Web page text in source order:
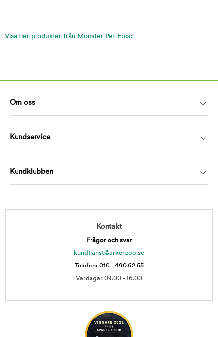
Visa fler produkter från Monster Pet Food
Om oss
Kundservice
Kundklubben
Kontakt
Frågor och svar
kundtjanst@arkenzoo.se
Telefon: 010 - 490 62 55
Vardagar 09.00 - 16.00